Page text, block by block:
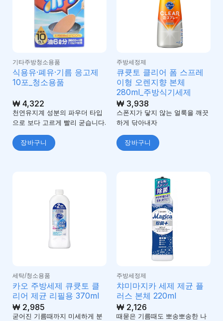
기타주방청소용품
식용유·폐유·기름 응고제
10포_청소용품
₩4,322
천연유지계 성분의 파우더 타입
으로 보다 고르게 빨리 굳습니다.
장바구니
주방세정제
큐큣토 클리어 폼 스프레
이형 오렌지향 본체
280ml_주방식기세제
₩3,938
스폰지가 닿지 않는 얼룩을 깨끗
하게 닦아내자
장바구니
세탁/청소용품
카오 주방세제 큐큣토 클
리어 제균 리필용 370ml
₩2,985
굳어진 기름때까지 미세하게 분
주방세정제
챠미마지카 세제 제균 플
러스 본체 220ml
₩2,126
때묻은 기름때도 뽀송뽀송한 나